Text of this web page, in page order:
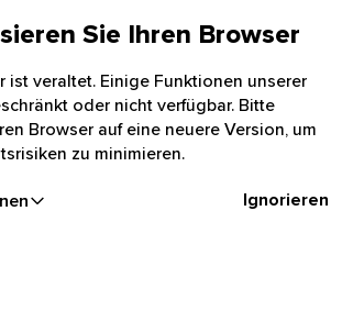
Sie Ihren Browser
ist veraltet. Einige Funktionen unserer
oder nicht verfügbar. Bitte
Browser auf eine neuere Version, um
zu minimieren.
Ignorieren